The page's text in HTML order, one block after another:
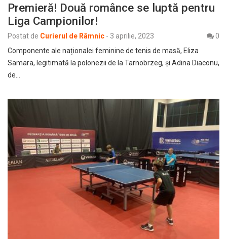
Premieră! Două românce se luptă pentru
Liga Campionilor!
Postat de Curierul de Râmnic - 3 aprilie, 2023
0
Componente ale naționalei feminine de tenis de masă, Eliza
Samara, legitimată la polonezii de la Tarnobrzeg, și Adina Diaconu,
de…